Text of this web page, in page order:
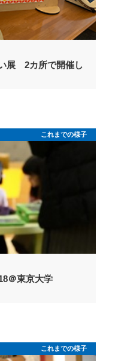
展 2カ所で開催し
これまでの様子
＠東京大学
これまでの様子